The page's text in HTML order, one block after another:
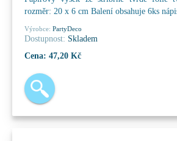
rozměr: 20 x 6 cm Balení obsahuje 6ks
Výrobce: PartyDeco
Dostupnost: Skladem
Cena: 47,20 Kč